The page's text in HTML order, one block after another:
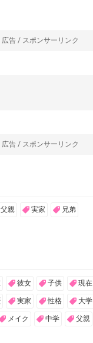
広告 / スポンサーリンク
広告 / スポンサーリンク
父親 実家 兄弟
彼女 子供 現在
実家 性格 大学
メイク 中学 父親